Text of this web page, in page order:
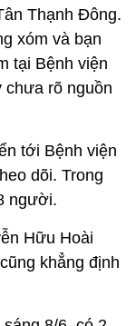
Thạnh Đông.
xóm và bạn
tại Bệnh viện
chưa rõ nguồn
tới Bệnh viện
dõi. Trong
người.
Hữu Hoài
khẳng định